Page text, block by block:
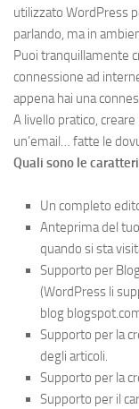
utilizzato WordPress
parlando, ma in
Puoi tranquillamente
connessione ad
appena hai una
A livello pratico,
un’email… fatte le
Quali sono le
Un completo
Anteprima del tuo
quando si sta
Supporto per
(WordPress li
blog
Supporto per la
degli articoli.
Supporto per la
Supporto per il